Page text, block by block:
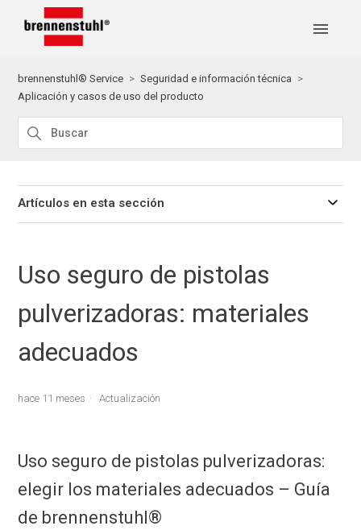
brennenstuhl® Service
Seguridad e información técnica
Aplicación y casos de uso del producto
Artículos en esta sección
Uso seguro de pistolas
pulverizadoras: materiales
adecuados
hace 11 meses Actualización
Uso seguro de pistolas pulverizadoras:
elegir los materiales adecuados – Guía
de brennenstuhl®